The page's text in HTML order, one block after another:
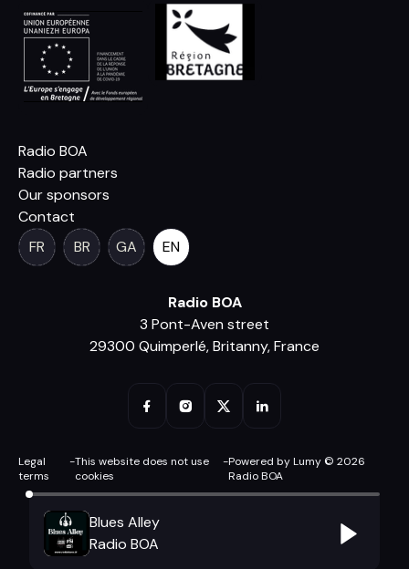
Radio BOA
Radio partners
Our sponsors
Contact
FR
BR GA EN
Radio BOA
3 Pont-Aven street
29300 Quimperlé, Britanny, France
Legal
terms
-This website does not use
cookies
-Powered by Lumy © 2026
Radio BOA
Blues Alley
Radio BOA